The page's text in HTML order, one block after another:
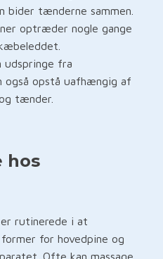
bider tænderne sammen.
optræder nogle gange
udspringe fra
også opstå uafhængig af
tænder.
hos
rutinerede i at
for hovedpine og
Ofte kan massage